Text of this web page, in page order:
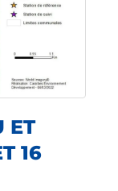
ET
16